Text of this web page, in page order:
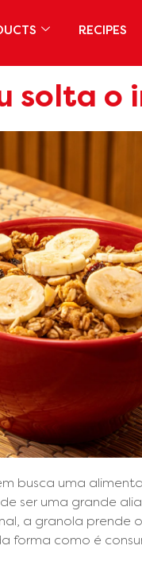
RECIPES
solta o
busca uma
ser uma grande
a granola prende
forma como é